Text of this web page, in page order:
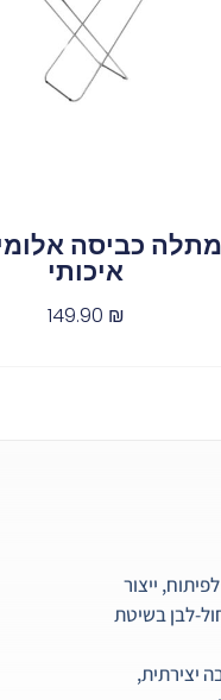
מתלה כביסה
איכותי
149.90 ₪
ייצור
לבן בשיטת
יצירתית,